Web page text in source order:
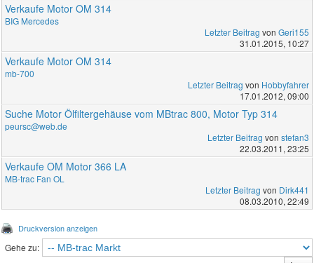
Verkaufe Motor OM 314
BIG Mercedes
Letzter Beitrag von Geri155
31.01.2015, 10:27
Verkaufe Motor OM 314
mb-700
Letzter Beitrag von Hobbyfahrer
17.01.2012, 09:00
Suche Motor Ölfiltergehäuse vom MBtrac 800, Motor Typ 314
peursc@web.de
Letzter Beitrag von stefan3
22.03.2011, 23:25
Verkaufe OM Motor 366 LA
MB-trac Fan OL
Letzter Beitrag von Dirk441
08.03.2010, 22:49
Druckversion anzeigen
Gehe zu: